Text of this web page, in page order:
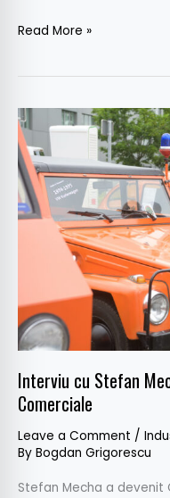
Read More »
Interviu cu Stefan
Comerciale
Leave a Comment /
By Bogdan Grigorescu
Stefan Mecha a devenit
Interviu
cu
Stefan
Mecha,
CEO
Volkswagen
Vehicule
Comerciale